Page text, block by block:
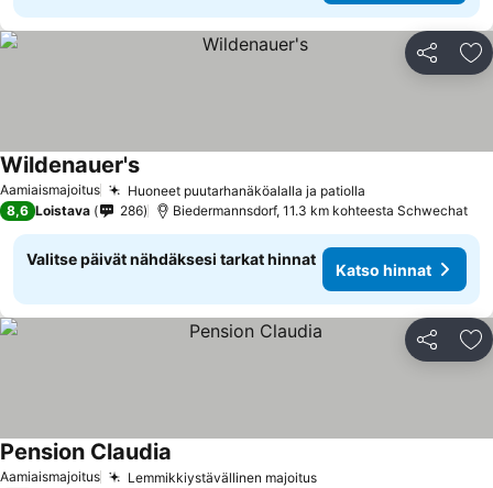
Jaa
Aamiaismajoitus Huoneet puutarhanäköalalla ja patiolla
Wildenauer's
8,6 Loistava 286 Biedermannsdorf, 11.3 km kohteesta Schwechat
Valitse päivät nähdäksesi tarkat hinnat
Katso hinnat
Jaa
Aamiaismajoitus Lemmikkiystävällinen majoitus
Pension Claudia